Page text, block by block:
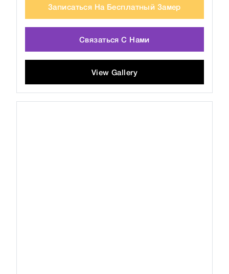
Записаться На Бесплатный Замер
Связаться С Нами
View Gallery